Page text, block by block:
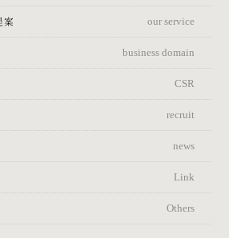
案 our service
business domain
CSR
recruit
news
Link
Others